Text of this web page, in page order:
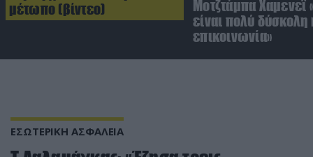
μέτωπο (βίντεο)
Μοτζτάμπα Χαμενεΐ
είναι πολύ δύσκολη
επικοινωνία»
ΕΣΩΤΕΡΙΚΗ ΑΣΦΑΛΕΙΑ